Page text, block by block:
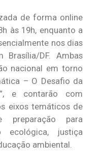
de forma online
às 19h, enquanto a
nos dias
DF. Ambas
nacional em torno
– O Desafio da
e contarão com
eixos temáticos de
preparação para
ecológica, justiça
ambiental.